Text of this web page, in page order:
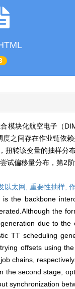
模块化航空电子（
之间存在作业链依
扭转该变量的抽样
试偏移量分布，第2
以太网, 重要性抽样,
the backbone
the
due to
TT scheduling
offsets using
chains,
the second stage,
synchronization